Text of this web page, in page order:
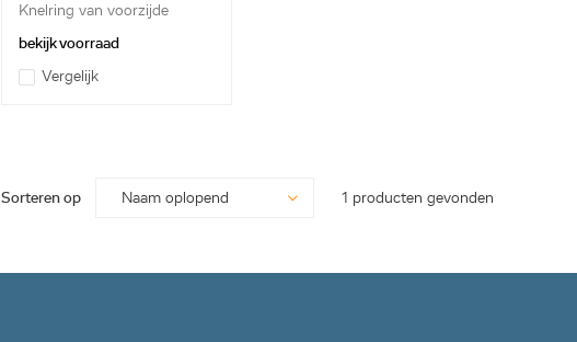
Knelring van voorzijde
manchet
bekijk voorraad
Vergelijk
Sorteren op 1 producten gevonden